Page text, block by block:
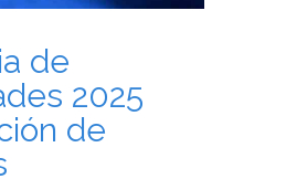
de
2025
de